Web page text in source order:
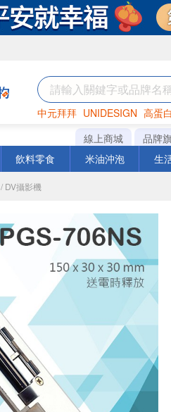
中元拜拜 UNIDESIGN 高蛋白
罐頭 咖啡 海苔
線上商城 品牌
飲料零食 米油沖泡 生
/ DV攝影機